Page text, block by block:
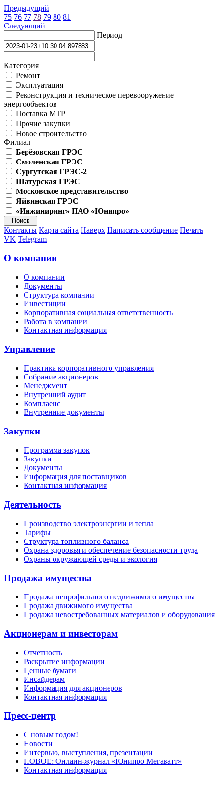
Предыдущий
75 76 77 78 79 80 81
Следующий
Период
Категория
Ремонт
Эксплуатация
Реконструкция и техническое перевооружение
энергообъектов
Поставка МТР
Прочие закупки
Новое строительство
Филиал
Берёзовская ГРЭС
Смоленская ГРЭС
Сургутская ГРЭС-2
Шатурская ГРЭС
Московское представительство
Яйвинская ГРЭС
«Инжиниринг» ПАО «Юнипро»
Контакты Карта сайта Наверх Написать сообщение Печать
VK Telegram
О компании
О компании
Документы
Структура компании
Инвестиции
Корпоративная социальная ответственность
Работа в компании
Контактная информация
Управление
Практика корпоративного управления
Собрание акционеров
Менеджмент
Внутренний аудит
Комплаенс
Внутренние документы
Закупки
Программа закупок
Закупки
Документы
Информация для поставщиков
Контактная информация
Деятельность
Производство электроэнергии и тепла
Тарифы
Структура топливного баланса
Охрана здоровья и обеспечение безопасности труда
Охраны окружающей среды и экология
Продажа имущества
Продажа непрофильного недвижимого имущества
Продажа движимого имущества
Продажа невостребованных материалов и оборудования
Акционерам и инвесторам
Отчетность
Раскрытие информации
Ценные бумаги
Инсайдерам
Информация для акционеров
Контактная информация
Пресс-центр
С новым годом!
Новости
Интервью, выступления, презентации
НОВОЕ: Онлайн-журнал «Юнипро Мегаватт»
Контактная информация